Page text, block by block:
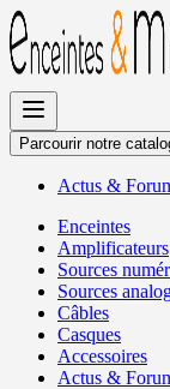
Allez
au
contenu
Parcourir notre
Actus &
Enceintes
Amplificateurs
Sources
Sources
Câbles
Casques
Accessoires
Actus &